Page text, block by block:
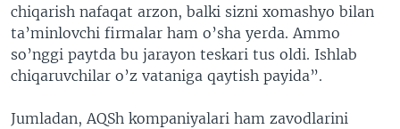
chiqarish nafaqat arzon, balki sizni xomashyo bilan
ta’minlovchi firmalar ham o’sha yerda. Ammo
so’nggi paytda bu jarayon teskari tus oldi. Ishlab
chiqaruvchilar o’z vataniga qaytish payida”.
Jumladan, AQSh kompaniyalari ham zavodlarini